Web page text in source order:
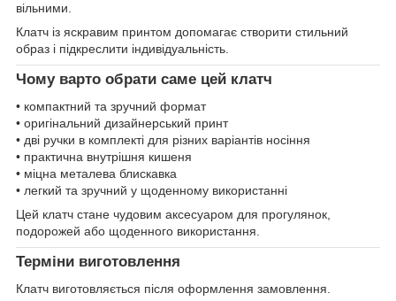
вільними.
Клатч із яскравим принтом допомагає створити стильний
образ і підкреслити індивідуальність.
Чому варто обрати саме цей клатч
• компактний та зручний формат
• оригінальний дизайнерський принт
• дві ручки в комплекті для різних варіантів носіння
• практична внутрішня кишеня
• міцна металева блискавка
• легкий та зручний у щоденному використанні
Цей клатч стане чудовим аксесуаром для прогулянок,
подорожей або щоденного використання.
Терміни виготовлення
Клатч виготовляється після оформлення замовлення.